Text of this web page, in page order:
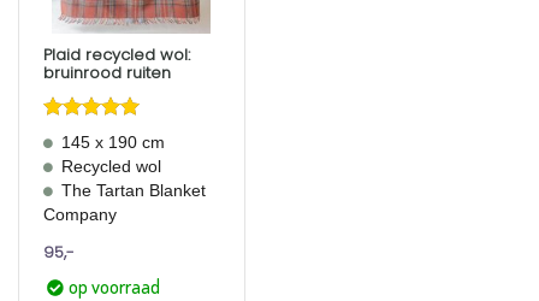
Plaid recycled wol:
bruinrood ruiten
Gewaardeerd
5
uit 5
145 x 190 cm
Recycled wol
The Tartan Blanket
Company
95,-
op voorraad